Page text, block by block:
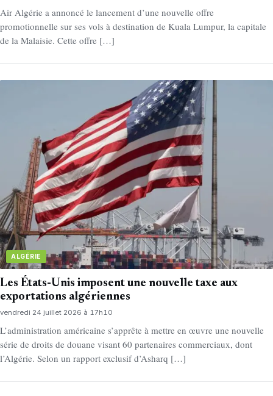
Air Algérie a annoncé le lancement d’une nouvelle offre
promotionnelle sur ses vols à destination de Kuala Lumpur, la capitale
de la Malaisie. Cette offre […]
ALGÉRIE
Les États-Unis imposent une nouvelle taxe aux
exportations algériennes
vendredi 24 juillet 2026 à 17h10
L’administration américaine s’apprête à mettre en œuvre une nouvelle
série de droits de douane visant 60 partenaires commerciaux, dont
l’Algérie. Selon un rapport exclusif d’Asharq […]